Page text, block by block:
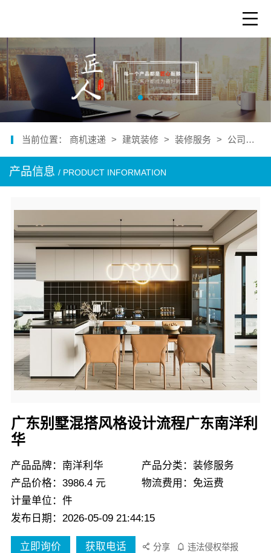
当前位置： 商机速递 > 建筑装修 > 装修服务 > 公司产品
产品信息 / PRODUCT INFORMATION
广东别墅混搭风格设计流程广东南洋利
华
产品品牌：南洋利华
产品分类：装修服务
产品价格：3986.4 元
物流费用：免运费
计量单位：件
发布日期：2026-05-09 21:44:15
立即询价 获取电话 分享 违法侵权举报